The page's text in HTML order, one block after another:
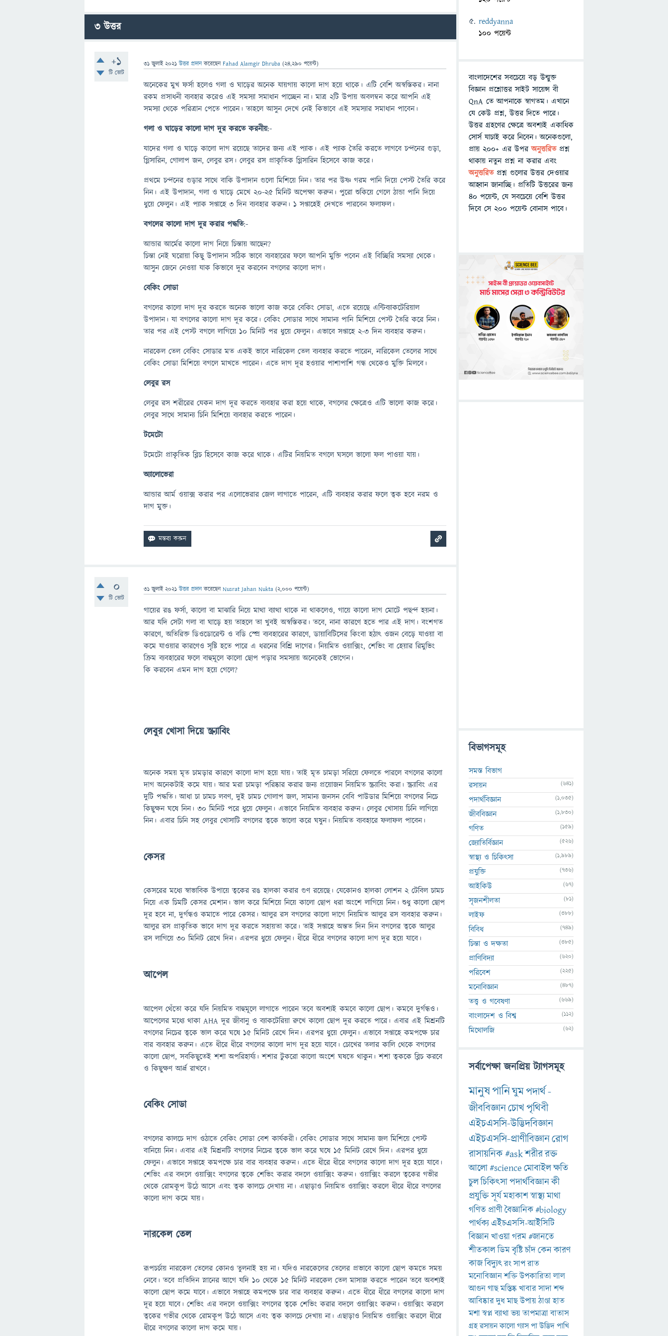
3উত্তর
+1
টি ভোট
31 জুলাই 2021 উত্তর প্রদান করেছেনFahad Alamgir Dhruba (24,290 পয়েন্ট)
অনেকের মুখ ফর্সা হলেও গলা ও ঘাড়ের অনেক যায়গায় কালো দাগ হয়ে থাকে। এটি বেশি অস্বস্তিকর। নানা
রকম প্রসাধনী ব্যবহার করেও এই সমস্যা সমাধান পাচ্ছেন না। মাত্র ২টি উপায় অবলম্বন করে আপনি এই
সমস্যা থেকে পরিত্রান পেতে পারেন। তাহলে আসুন দেখে নেই কিভাবে এই সমস্যার সমাধান পাবেন।
গলা ও ঘাড়ের কালো দাগ দূর করতে করনীয়:-
যাদের গলা ও ঘাড়ে কালো দাগ রয়েছে তাদের জন্য এই প্যাক। এই প্যাক তৈরি করতে লাগবে চন্দনের গুড়া,
গ্লিসারিন, গোলাপ জন, লেবুর রস। লেবুর রস প্রাকৃতিক গ্লিসারিন হিসেবে কাজ করে।
প্রথমে চন্দনের গুড়ার সাথে বাকি উপাদান গুলো মিশিয়ে নিন। তার পর উষ্ণ গরম পানি দিয়ে পেস্ট তৈরি করে
নিন। এই উপাদান, গলা ও ঘাড়ে মেখে ২০-২৫ মিনিট অপেক্ষা করুন। পুরো শুকিয়ে গেলে ঠান্ডা পানি দিয়ে
ধুয়ে ফেলুন। এই প্যাক সপ্তাহে ৩ দিন ব্যবহার করুন। ১ সপ্তাহেই দেখতে পারবেন ফলাফল।
বগলের কালো দাগ দূর করার পদ্ধতি:-
আন্ডার আর্মের কালো দাগ নিয়ে চিন্তায় আছেন?
চিন্তা নেই ঘরোয়া কিছু উপাদান সঠিক ভাবে ব্যবহারের ফলে আপনি মুক্তি পবেন এই বিচ্ছিরি সমস্যা থেকে।
আসুন জেনে নেওয়া যাক কিভাবে দূর করবেন বগলের কালো দাগ।
বেকিং সোডা
বগলের কালো দাগ দূর করতে অনেক ভালো কাজ করে বেকিং সোডা, এতে রয়েছে এন্টিব্যাকটেরিয়াল
উপাদান। যা বগলের কালো দাগ দূর করে। বেকিং সোডার সাথে সামান্য পানি মিশিয়ে পেস্ট তৈরি করে নিন।
তার পর এই পেস্ট বগলে লাগিয়ে ১০ মিনিট পর ধুয়ে ফেলুন। এভাবে সপ্তাহে ২-৩ দিন ব্যবহার করুন।
নারকেল তেল বেকিং সোডার মত একই ভাবে নারিকেল তেল ব্যবহার করতে পারেন, নারিকেল তেলের সাথে
বেকিং সোডা মিশিয়ে বগলে মাখতে পারেন। এতে দাগ দূর হওয়ার পাশাপাশি গন্ধ থেকেও মুক্তি মিলবে।
লেবুর রস
লেবুর রস শরীরের যেকন দাগ দূর করতে ব্যবহার করা হয়ে থাকে, বগলের ক্ষেত্রেও এটি ভালো কাজ করে।
লেবুর সাথে সামান্য চিনি মিশিয়ে ব্যবহার করতে পারেন।
টমেটো
টমেটো প্রাকৃতিক ব্লিচ হিসেবে কাজ করে থাকে। এটির নিয়মিত বগলে ঘসলে ভালো ফল পাওয়া যায়।
অ্যালোভেরা
আন্ডার আর্ম ওয়াক্স করার পর এলোভেরার জেল লাগাতে পারেন, এটি ব্যবহার করার ফলে ত্বক হবে নরম ও
দাগ মুক্ত।
0
টি ভোট
31 জুলাই 2021 উত্তর প্রদান করেছেনNusrat Jahan Nukta (2,000 পয়েন্ট)
গায়ের রঙ ফর্সা, কালো বা মাঝারি নিয়ে মাথা ব্যাথা থাকে না থাকলেও, গায়ে কালো দাগ মোটে পছন্দ হয়না।
আর যদি সেটা গলা বা ঘাড়ে হয় তাহলে তা খুবই অস্বস্তিকর।তবে, নানা কারণে হতে পার এই দাগ। বংশগত
কারণে, অতিরিক্ত ডিওডোরেন্ট ও বডি স্প্রে ব্যবহারের কারণে, ডায়াবিটিসের কিংবা হঠাৎ ওজন বেড়ে যাওয়া বা
কমে যাওয়ার কারণেও সৃষ্টি হতে পারে এ ধরনের বিশ্রি দাগের। নিয়মিত ওয়াক্সিং, শেভিং বা হেয়ার রিমুভিং
ক্রিম ব্যবহারের ফলে বাহুমূলে কালো ছোপ পড়ার সমস্যায় অনেকেই ভোগেন।
কি করবেন এমন দাগ হয়ে গেলে?
লেবুর খোসা দিয়ে স্ক্র্যাবিং
অনেক সময় মৃত চামড়ার কারণে কালো দাগ হয়ে যায়। তাই মৃত চামড়া সরিয়ে ফেলতে পারলে বগলের কালো
দাগ অনেকটাই কমে যায়। আর মরা চামড়া পরিষ্কার করার জন্য প্রয়োজন নিয়মিত স্ক্র্যাবিং করা। স্ক্র্যাবিং এর
দুটি পদ্ধতি। আধা চা চামচ লবণ, দুই চামচ গোলাপ জল, সামান্য জনসন বেবি পাউডার মিশিয়ে বগলের নিচে
কিছুক্ষন ঘষে নিন। ৩০ মিনিট পরে ধুয়ে ফেলুন। এভাবে নিয়মিত ব্যবহার করুন। লেবুর খোসায় চিনি লাগিয়ে
নিন। এবার চিনি সহ লেবুর খোসাটি বগলের ত্বকে ভালো করে ঘষুন। নিয়মিত ব্যবহারে ফলাফল পাবেন।
কেসর
কেসরের মধ্যে স্বাভাবিক উপায়ে ত্বকের রঙ হালকা করার গুণ রয়েছে। যেকোনও হালকা লোশন ২ টেবিল চামচ
নিয়ে এক চিমটি কেসর মেশান। ভাল করে মিশিয়ে নিয়ে কালো ছোপ ধরা অংশে লাগিয়ে নিন। শুধু কালো ছোপ
দূর হবে না, দুর্গন্ধও কমাতে পারে কেসর। আলুর রস বগলের কালো দাগে নিয়মিত আলুর রস ব্যবহার করুন।
আলুর রস প্রাকৃতিক ভাবে দাগ দূর করতে সহায়তা করে। তাই সপ্তাহে অন্তত দিন দিন বগলের ত্বকে আলুর
রস লাগিয়ে ৩০ মিনিট রেখে দিন। এরপর ধুয়ে ফেলুন। ধীরে ধীরে বগলের কালো দাগ দূর হয়ে যাবে।
আপেল
আপেল থেঁতো করে যদি নিয়মিত বাহুমূলে লাগাতে পারেন তবে অবশ্যই কমবে কালো ছোপ। কমবে দুর্গন্ধও।
আপেলের মধ্যে থাকা AHA দূর জীবানু ও ব্যাকটেরিয়া রুখে কালো ছোপ দূর করতে পারে। এবার এই মিশ্রনটি
বগলের নিচের ত্বকে ভাল করে ঘষে ১৫ মিনিট রেখে দিন। এরপর ধুয়ে ফেলুন। এভাবে সপ্তাহে কমপক্ষে চার
বার ব্যবহার করুন। এতে ধীরে ধীরে বগলের কালো দাগ দূর হয়ে যাবে। চোখের তলার কালি থেকে বগলের
কালো ছোপ, সবকিছুতেই শশা অপরিহার্য্য। শশার টুকরো কালো অংশে ঘষতে থাকুন। শশা ত্বককে ব্লিচ করবে
ও কিছুক্ষণ আর্দ্র রাখবে।
বেকিং সোডা
বগলের কালচে দাগ ওঠাতে বেকিং সোডা বেশ কার্যকরী। বেকিং সোডার সাথে সামান্য জল মিশিয়ে পেস্ট
বানিয়ে নিন। এবার এই মিশ্রনটি বগলের নিচের ত্বকে ভাল করে ঘষে ১৫ মিনিট রেখে দিন। এরপর ধুয়ে
ফেলুন। এভাবে সপ্তাহে কমপক্ষে চার বার ব্যবহার করুন। এতে ধীরে ধীরে বগলের কালো দাগ দূর হয়ে যাবে।
শেভিং এর বদলে ওয়াক্সিং বগলের ত্বকে শেভিং করার বদলে ওয়াক্সিং করুন। ওয়াক্সিং করলে ত্বকের গভীর
থেকে রোমকূপ উঠে আসে এবং ত্বক কালচে দেখায় না। এছাড়াও নিয়মিত ওয়াক্সিং করলে ধীরে ধীরে বগলের
কালো দাগ কমে যায়।
নারকেল তেল
রূপচর্চায় নারকেল তেলের কোনও তুলনাই হয় না। যদিও নারকেলের তেলের প্রভাবে কালো ছোপ কমতে সময়
নেবে। তবে প্রতিদিন স্নানের আগে যদি ১০ থেকে ১৫ মিনিট নারকেল তেল মাসাজ করতে পারেন তবে অবশ্যই
কালো ছোপ কমে যাবে। এভাবে সপ্তাহে কমপক্ষে চার বার ব্যবহার করুন। এতে ধীরে ধীরে বগলের কালো দাগ
দূর হয়ে যাবে। শেভিং এর বদলে ওয়াক্সিং বগলের ত্বকে শেভিং করার বদলে ওয়াক্সিং করুন। ওয়াক্সিং করলে
ত্বকের গভীর থেকে রোমকূপ উঠে আসে এবং ত্বক কালচে দেখায় না। এছাড়াও নিয়মিত ওয়াক্সিং করলে ধীরে
ধীরে বগলের কালো দাগ কমে যায়।
reddyanna
100 পয়েন্ট
বাংলাদেশের সবচেয়ে বড় উন্মুক্ত
বিজ্ঞান প্রশ্নোত্তর সাইট সায়েন্স বী
QnA তে আপনাকে স্বাগতম। এখানে
যে কেউ প্রশ্ন, উত্তর দিতে পারে।
উত্তর গ্রহণের ক্ষেত্রে অবশ্যই একাধিক
সোর্স যাচাই করে নিবেন। অনেকগুলো,
প্রায় ২০০+ এর উপরঅনুত্তরিতপ্রশ্ন
থাকায় নতুন প্রশ্ন না করার এবং
অনুত্তরিত প্রশ্ন গুলোর উত্তর দেওয়ার
আহ্বান জানাচ্ছি। প্রতিটি উত্তরের জন্য
৪০ পয়েন্ট, যে সবচেয়ে বেশি উত্তর
দিবে সে ২০০ পয়েন্ট বোনাস পাবে।
বিভাগসমূহ
সমস্ত বিভাগ
রসায়ন
(641)
পদার্থবিজ্ঞান (1,035)
জীববিজ্ঞান (1,830)
গণিত (159)
জ্যোতির্বিজ্ঞান (526)
স্বাস্থ্য ও চিকিৎসা (1,989)
প্রযুক্তি (736)
আইকিউ (67)
সৃজনশীলতা (81)
লাইফ (388)
বিবিধ (749)
চিন্তা ও দক্ষতা (385)
প্রাণিবিদ্যা (620)
পরিবেশ (225)
মনোবিজ্ঞান (487)
তত্ত্ব ও গবেষণা (669)
বাংলাদেশ ও বিশ্ব (112)
মিথোলজি (62)
সর্বাপেক্ষা জনপ্রিয় ট্যাগসমূহ
মানুষপানিঘুমপদার্থ-
জীববিজ্ঞানচোখপৃথিবী
এইচএসসি-উদ্ভিদবিজ্ঞান
এইচএসসি-প্রাণীবিজ্ঞানরোগ
রাসায়নিক#askশরীররক্ত
আলো#scienceমোবাইলক্ষতি
চুলচিকিৎসাপদার্থবিজ্ঞানকী
প্রযুক্তিসূর্যমহাকাশস্বাস্থ্যমাথা
গণিত প্রাণীবৈজ্ঞানিক#biology
পার্থক্য এইচএসসি-আইসিটি
বিজ্ঞানখাওয়াগরম#জানতে
শীতকালডিমবৃষ্টিচাঁদকেনকারণ
কাজবিদ্যুৎরংসাপরাত
মনোবিজ্ঞানশক্তিউপকারিতালাল
আগুনগাছমস্তিষ্কখাবারসাদাশব্দ
আবিষ্কারদুধমাছউপায়ঠাণ্ডাহাত
মশাস্বপ্নব্যাথাভয়তাপমাত্রাবাতাস
গ্রহরসায়নকালোগ্যাসপাউদ্ভিদপাখি